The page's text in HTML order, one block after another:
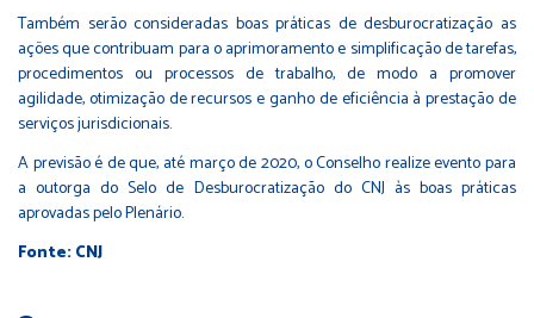
Também serão consideradas boas práticas de desburocratização as
ações que contribuam para o aprimoramento e simplificação de tarefas,
procedimentos ou processos de trabalho, de modo a promover
agilidade, otimização de recursos e ganho de eficiência à prestação de
serviços jurisdicionais.
A previsão é de que, até março de 2020, o Conselho realize evento para
a outorga do Selo de Desburocratização do CNJ às boas práticas
aprovadas pelo Plenário.
Fonte: CNJ